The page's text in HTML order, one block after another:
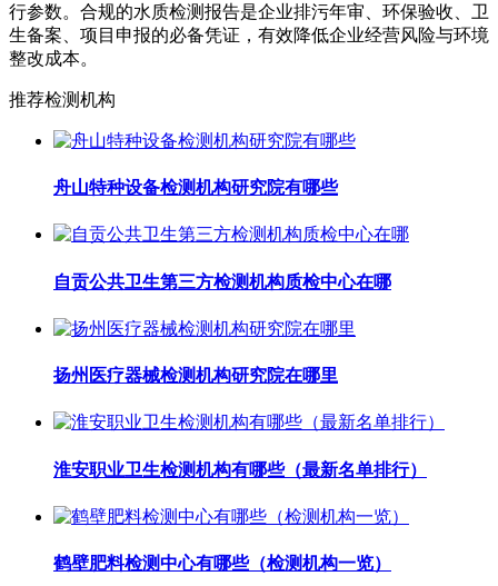
行参数。合规的水质检测报告是企业排污年审、环保验收、卫
生备案、项目申报的必备凭证，有效降低企业经营风险与环境
整改成本。
推荐检测机构
舟山特种设备检测机构研究院有哪些
自贡公共卫生第三方检测机构质检中心在哪
扬州医疗器械检测机构研究院在哪里
淮安职业卫生检测机构有哪些（最新名单排行）
鹤壁肥料检测中心有哪些（检测机构一览）